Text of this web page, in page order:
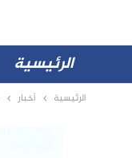
الرئيسية
الرئيسية أخبار